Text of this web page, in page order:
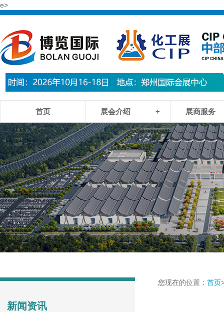
e>
首页 展会介绍 + 展商服务
您现在的位置： 首页
新闻资讯